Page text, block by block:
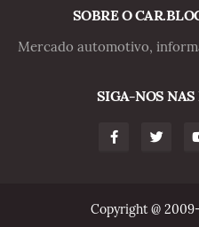
SOBRE O
Mercado automotivo,
SIGA-NOS NAS
Copyright @